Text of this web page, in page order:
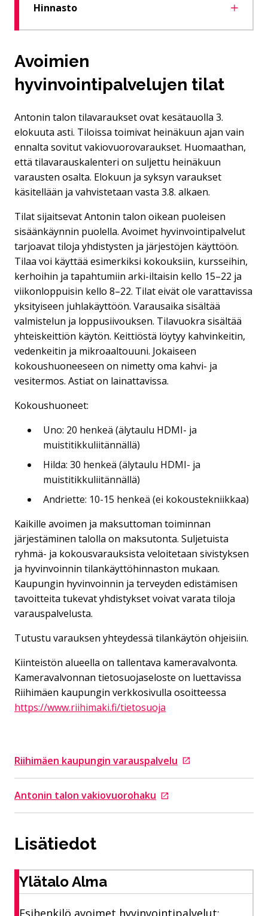
Hinnasto
Avoimien
hyvinvointipalvelujen tilat
Antonin talon tilavaraukset ovat kesätauolla 3.
elokuuta asti. Tiloissa toimivat heinäkuun ajan vain
ennalta sovitut vakiovuorovaraukset. Huomaathan,
että tilavarauskalenteri on suljettu heinäkuun
varausten osalta. Elokuun ja syksyn varaukset
käsitellään ja vahvistetaan vasta 3.8. alkaen.
Tilat sijaitsevat Antonin talon oikean puoleisen
sisäänkäynnin puolella. Avoimet hyvinvointipalvelut
tarjoavat tiloja yhdistysten ja järjestöjen käyttöön.
Tilaa voi käyttää esimerkiksi kokouksiin, kursseihin,
kerhoihin ja tapahtumiin arki-iltaisin kello 15–22 ja
viikonloppuisin kello 8–22. Tilat eivät ole varattavissa
yksityiseen juhlakäyttöön. Varausaika sisältää
valmistelun ja loppusiivouksen. Tilavuokra sisältää
yhteiskeittiön käytön. Keittiöstä löytyy kahvinkeitin,
vedenkeitin ja mikroaaltouuni. Jokaiseen
kokoushuoneeseen on nimetty oma kahvi- ja
vesitermos. Astiat on lainattavissa.
Kokoushuoneet:
Uno: 20 henkeä (älytaulu HDMI- ja
muistitikkuliitännällä)
Hilda: 30 henkeä (älytaulu HDMI- ja
muistitikkuliitännällä)
Andriette: 10-15 henkeä (ei kokoustekniikkaa)
Kaikille avoimen ja maksuttoman toiminnan
järjestäminen talolla on maksutonta. Suljetuista
ryhmä- ja kokousvarauksista veloitetaan sivistyksen
ja hyvinvoinnin tilankäyttöhinnaston mukaan.
Kaupungin hyvinvoinnin ja terveyden edistämisen
tavoitteita tukevat yhdistykset voivat varata tiloja
varauspalvelusta.
Tutustu varauksen yhteydessä tilankäytön ohjeisiin.
Kiinteistön alueella on tallentava kameravalvonta.
Kameravalvonnan tietosuojaseloste on luettavissa
Riihimäen kaupungin verkkosivulla osoitteessa
https://www.riihimaki.fi/tietosuoja
Riihimäen kaupungin varauspalvelu
Siirtyy ulkoiselle sivustolle
Antonin talon vakiovuorohaku
Siirtyy ulkoiselle sivustolle
Lisätiedot
Ylätalo Alma